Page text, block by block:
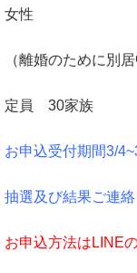
女性
（離婚のために別
定員 30家族
お申込受付期間3/4
抽選及び結果ご連
お申込方法はLINE